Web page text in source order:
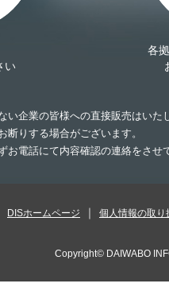
い
各
い企業の皆様への直接販売はいた
りする場合がございます。
お電話にて内容確認の連絡をさ
DISホームページ 個人情報の取り
Copyright© DAIWABO